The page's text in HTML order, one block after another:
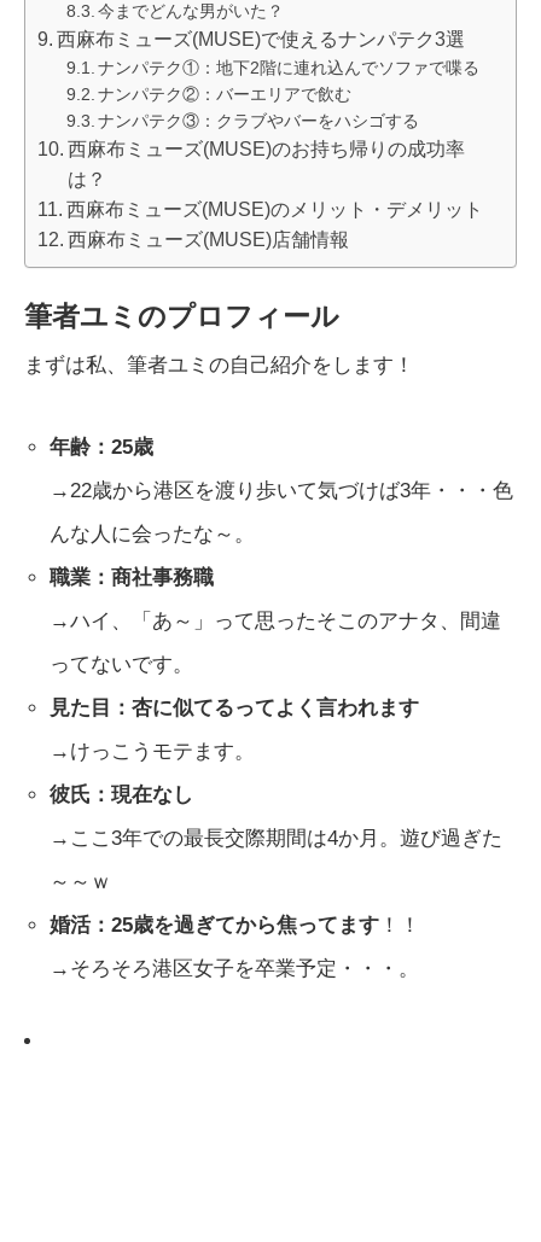
今までどんな男がいた？
西麻布ミューズ(MUSE)で使えるナンパテク3選
ナンパテク①：地下2階に連れ込んでソファで喋る
ナンパテク②：バーエリアで飲む
ナンパテク③：クラブやバーをハシゴする
西麻布ミューズ(MUSE)のお持ち帰りの成功率
は？
西麻布ミューズ(MUSE)のメリット・デメリット
西麻布ミューズ(MUSE)店舗情報
筆者ユミのプロフィール
まずは私、筆者ユミの自己紹介をします！
年齢：25歳
→22歳から港区を渡り歩いて気づけば3年・・・色
んな人に会ったな～。
職業：商社事務職
→ハイ、「あ～」って思ったそこのアナタ、間違
ってないです。
見た目：杏に似てるってよく言われます
→けっこうモテます。
彼氏：現在なし
→ここ3年での最長交際期間は4か月。遊び過ぎた
～～ｗ
婚活：25歳を過ぎてから焦ってます ！！
→そろそろ港区女子を卒業予定・・・。